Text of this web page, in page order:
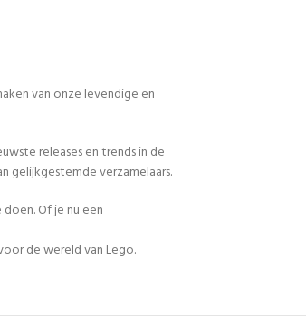
van onze levendige en
releases en trends in de
gelijkgestemde verzamelaars.
Of je nu een
de wereld van Lego.